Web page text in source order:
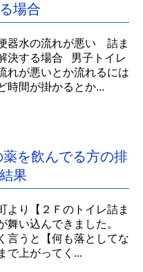
場合
器水の流れが悪い 詰ま
決する場合 男子トイレ
れが悪いとか流れるには
時間が掛かるとか...
薬を飲んでる方の排
果
より【２Ｆのトイレ詰ま
舞い込んできました。
言うと【何も落としてな
で上がってく...